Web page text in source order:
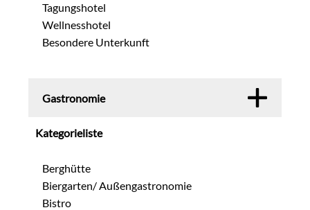
Tagungshotel
Wellnesshotel
Besondere Unterkunft
Gastronomie
Kategorieliste
Berghütte
Biergarten/ Außengastronomie
Bistro